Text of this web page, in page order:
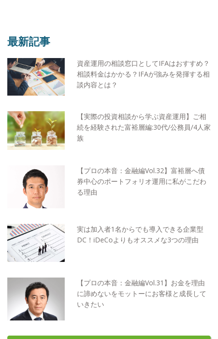
最新記事
資産運用の相談窓口としてIFAはおすすめ？
相談料金はかかる？IFAが強みを発揮する相
談内容とは？
【実際の投資相談から学ぶ資産運用】ご相
続を経験された富裕層編:30代/公務員/4人家
族
【プロの本音：金融編Vol.32】富裕層へ債
券中心のポートフォリオ運用に私がこだわ
る理由
実は加入者1名からでも導入できる企業型
DC！iDeCoよりもオススメな3つの理由
【プロの本音：金融編Vol.31】お金を理由
に諦めないをモットーにお客様と成長して
いきたい